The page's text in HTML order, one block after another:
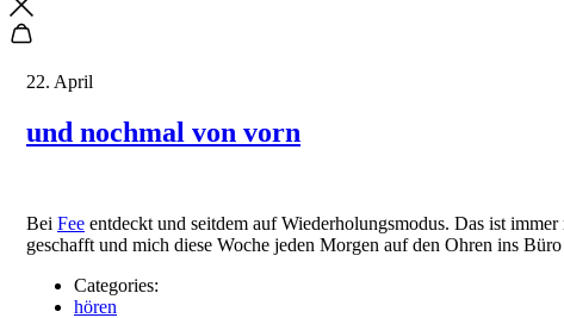
22. April
und nochmal von vorn
Bei Fee entdeckt und seitdem auf Wiederholungsmodus. Das ist
geschafft und mich diese Woche jeden Morgen auf den Ohren ins
Categories:
hören